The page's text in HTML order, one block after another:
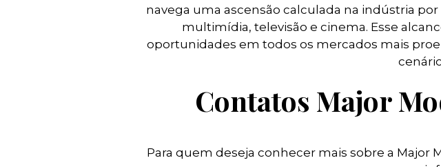
navega uma ascensão calculada na indústria
multimídia, televisão e cinema. Esse
oportunidades em todos os mercados mais
Contatos Major
Para quem deseja conhecer mais sobre a